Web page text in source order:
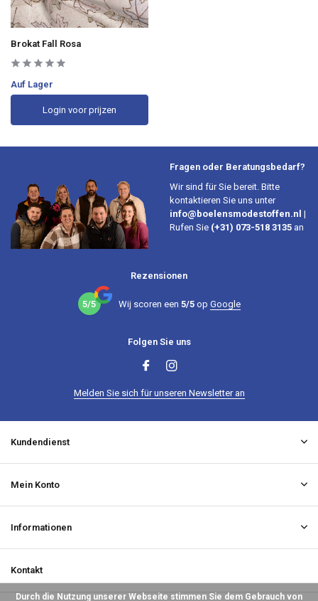
Brokat Fall Rosa
Auf Lager
Login voor prijzen
Fragen oder Beratungsbedarf?
Wir sind für Sie bereit. Bitte
kontaktieren Sie uns unter
info@boelensmodestoffen.nl |
Rufen Sie (+31) 073-518 3135 an
Rezensionen
5/5 Wij scoren een 5/5op Google
Folgen Sie uns
Melden Sie sich für unseren Newsletter an
Kundendienst
Mein Konto
Informationen
Kontakt
Durch die Nutzung unserer Webseite stimmen Sie dem Gebrauch von